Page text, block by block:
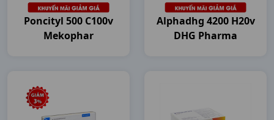
Poncityl 500 C100v
Mekophar
Alphadhg 4200 H20v
DHG Pharma